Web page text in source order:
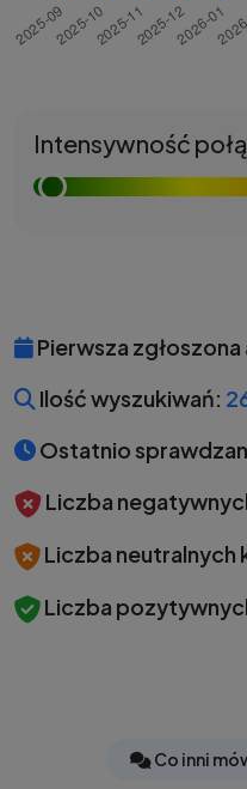
Intensywność
Pierwsza
Ilość wyszukiwań:
Ostatnio
Liczba
Liczba neutralnych
Liczba
Co inni